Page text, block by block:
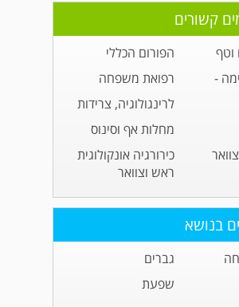
קשורים
וטף
הפורום הכללי
-
רפואת משפחה
לרינגולוגיה, צרידות
מחלות אף וסינוס
כירורגיה אונקולוגית
ראש וצוואר
בנושא
גברים
שפעת